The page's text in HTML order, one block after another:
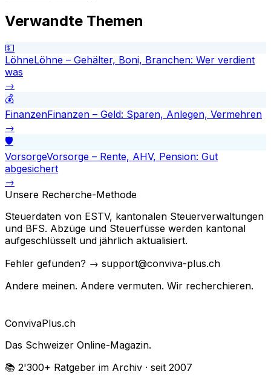
Verwandte Themen
💵
LöhneLöhne – Gehälter, Boni, Branchen: Wer verdient
was
→
💰
FinanzenFinanzen – Geld: Sparen, Anlegen, Vermehren
→
🛡️
VorsorgeVorsorge – Rente, AHV, Pension: Gut
abgesichert
→
Unsere Recherche-Methode
Steuerdaten von ESTV, kantonalen Steuerverwaltungen
und BFS. Abzüge und Steuerfüsse werden kantonal
aufgeschlüsselt und jährlich aktualisiert.
Fehler gefunden? → support@conviva-plus.ch
Andere meinen. Andere vermuten. Wir recherchieren.
ConvivaPlus.ch
Das Schweizer Online-Magazin.
📚 2'300+ Ratgeber im Archiv · seit 2007